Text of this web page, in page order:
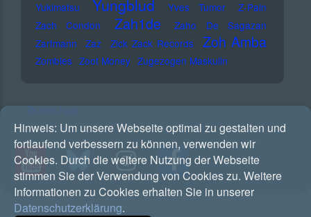
Yukimatsu
Yungblud Yves Tumor
Z-Pain
Zach Condon
Zah1de
Zaho De Sagazan
Zartmann
Zaz Zick Zack Records Zoh Amba
Zombies Zoot Money Zugezogen Maskulin
Hinweis: Um unsere Webseite optimal zu gestalten und
fortlaufend verbessern zu können, verwenden wir
Cookies. Durch die weitere Nutzung der Webseite
stimmen Sie der Verwendung von Cookies zu. Weitere
Informationen zu Cookies erhalten Sie in unserer
Datenschutzerklärung.